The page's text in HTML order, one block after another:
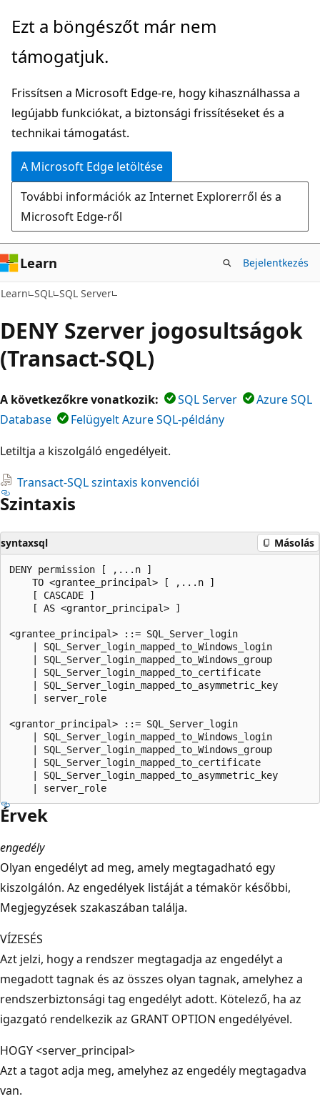
Ugrás
fő
Ezt a böngészőt már nem
támogatjuk.
Frissítsen a Microsoft Edge-re, hogy kihasználhassa a
legújabb funkciókat, a biztonsági frissítéseket és a
technikai támogatást.
A Microsoft Edge letöltése
További információk az Internet Explorerről és a
Microsoft Edge-ről
Learn Bejelentkezés
Learn SQL SQL Server
DENY Szerver jogosultságok
(Transact-SQL)
A következőkre vonatkozik: SQL Server
Azure SQL
Database
Felügyelt Azure SQL-példány
Letiltja a kiszolgáló engedélyeit.
Transact-SQL szintaxis konvenciói
Szintaxis
syntaxsql Másolás
DENY permission [ ,...n ]
    TO <grantee_principal> [ ,...n ]
    [ CASCADE ]
    [ AS <grantor_principal> ]
<grantee_principal> ::= SQL_Server_login
    | SQL_Server_login_mapped_to_Windows_login
    | SQL_Server_login_mapped_to_Windows_group
    | SQL_Server_login_mapped_to_certificate
    | SQL_Server_login_mapped_to_asymmetric_key
    | server_role
<grantor_principal> ::= SQL_Server_login
    | SQL_Server_login_mapped_to_Windows_login
    | SQL_Server_login_mapped_to_Windows_group
    | SQL_Server_login_mapped_to_certificate
    | SQL_Server_login_mapped_to_asymmetric_key
Érvek
engedély
Olyan engedélyt ad meg, amely megtagadható egy
kiszolgálón. Az engedélyek listáját a témakör későbbi,
Megjegyzések szakaszában találja.
VÍZESÉS
Azt jelzi, hogy a rendszer megtagadja az engedélyt a
megadott tagnak és az összes olyan tagnak, amelyhez a
rendszerbiztonsági tag engedélyt adott. Kötelező, ha az
igazgató rendelkezik az GRANT OPTION engedélyével.
HOGY <server_principal>
Azt a tagot adja meg, amelyhez az engedély megtagadva
van.